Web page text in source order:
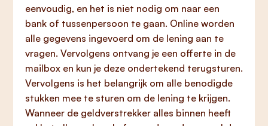
eenvoudig, en het is niet nodig om naar een
bank of tussenpersoon te gaan. Online worden
alle gegevens ingevoerd om de lening aan te
vragen. Vervolgens ontvang je een offerte in de
mailbox en kun je deze ondertekend terugsturen.
Vervolgens is het belangrijk om alle benodigde
stukken mee te sturen om de lening te krijgen.
Wanneer de geldverstrekker alles binnen heeft